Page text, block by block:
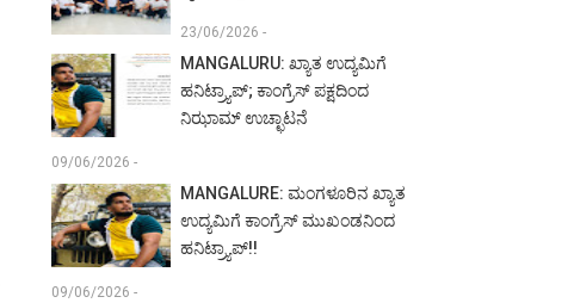
23/06/2026 -
MANGALURU: ಖ್ಯಾತ ಉದ್ಯಮಿಗೆ
ಹನಿಟ್ರ್ಯಾಪ್; ಕಾಂಗ್ರೆಸ್ ಪಕ್ಷದಿಂದ
ನಿಝಾಮ್ ಉಚ್ಛಾಟನೆ
09/06/2026 -
MANGALURE: ಮಂಗಳೂರಿನ ಖ್ಯಾತ
ಉದ್ಯಮಿಗೆ ಕಾಂಗ್ರೆಸ್ ಮುಖಂಡನಿಂದ
ಹನಿಟ್ರ್ಯಾಪ್!!
09/06/2026 -